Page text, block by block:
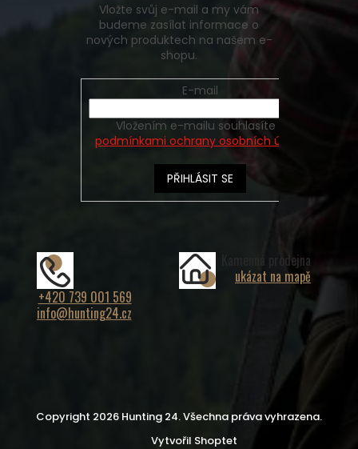
Vložte svůj e-mail a my vám
budeme zasílat informace o
nových produktech na našem e-
shopu.
E-mail
podmínkami ochrany osobních údajů
PŘIHLÁSIT SE
+420 739 001 569
info@hunting24.cz
Kamenná prodejna
ukázat na mapě
Vytvořil Shoptet
Copyright 2026 Hunting 24. Všechna práva vyhrazena.